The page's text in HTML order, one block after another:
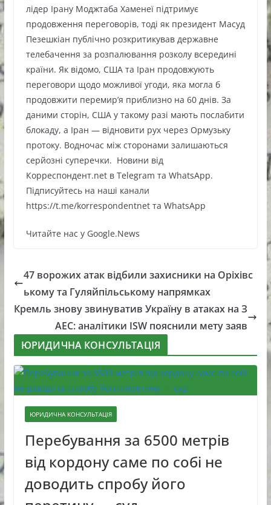
лідер Ірану Моджтаба Хаменеї підтримує
продовження переговорів, тоді як президент Масуд
Пезешкіан публічно розкритикував державне
телебачення за розпалювання розколу всередині
країни. Як відомо, США та Іран продовжують
переговори щодо можливої угоди, яка могла б
продовжити перемир’я приблизно на 60 днів. За
даними сторін, США у такому разі мають послабити
блокаду, а Іран — відновити рух через Ормузьку
протоку. Водночас між сторонами залишаються
серйозні суперечки. Новини від
Корреспондент.net в Telegram та WhatsApp.
Підписуйтесь на наші канали
https://t.me/korrespondentnet та WhatsApp
Читайте нас у Google.News
47 ворожих атак відбили захисники на Оріхівс
ькому та Гуляйпільському напрямках
Кремль знову звинуватив Україну в атаках на З
АЕС: аналітики ISW пояснили мету заяв
ЮРИДИЧНА КОНСУЛЬТАЦІЯ
ЮРИДИЧНА КОНСУЛЬТАЦІЯ
Перебування за 6500 метрів
від кордону саме по собі не
доводить спробу його